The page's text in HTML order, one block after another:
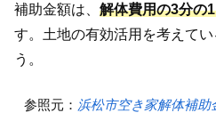
補助金額は、 解体費用の3分の
す。土地の有効活用を考えて
う。
参照元： 浜松市空き家解体補